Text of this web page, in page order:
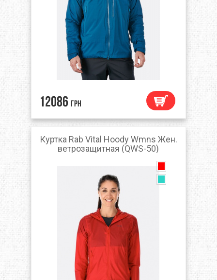
12086 грн
Куртка Rab Vital Hoody Wmns Жен.
ветрозащитная (QWS-50)